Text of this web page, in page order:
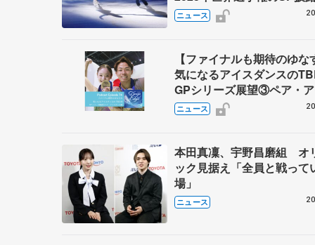
ゼボロ、チョクベイら豪華
ーが来日
ニュース
【ファイナルも期待のゆ
気になるアイスダンスの
GPシリーズ展望③ペア・
ダンス編】 ポッドキャス
を配信
ニュース
本田真凜、宇野昌磨組 オ
ック見据え「全員と戦って
場」
ニュース